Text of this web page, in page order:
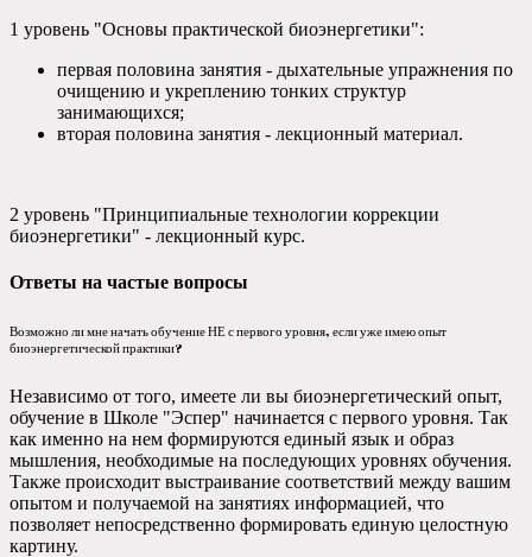
1 уровень "Основы практической биоэнергетики":
первая половина занятия - дыхательные упражнения по
очищению и укреплению тонких структур
занимающихся;
вторая половина занятия - лекционный материал.
2 уровень "Принципиальные технологии коррекции
биоэнергетики" - лекционный курс.
Ответы на частые вопросы
Возможно ли мне начать обучение НЕ с первого уровня, если уже имею опыт
биоэнергетической практики?
Независимо от того, имеете ли вы биоэнергетический опыт,
обучение в Школе "Эспер" начинается с первого уровня. Так
как именно на нем формируются единый язык и образ
мышления, необходимые на последующих уровнях обучения.
Также происходит выстраивание соответствий между вашим
опытом и получаемой на занятиях информацией, что
позволяет непосредственно формировать единую целостную
картину.